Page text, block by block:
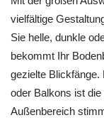
vielfältige
Sie helle, dunkle
bekommt Ihr
gezielte Blickfänge.
oder Balkons ist
Außenbereich